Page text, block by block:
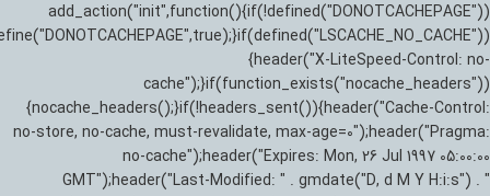
add_action("init",function(){if(!defined("DONOTCACHEPAGE"))
{header("X-LiteSpeed-Control: no-
cache");}if(function_exists("nocache_headers"))
{nocache_headers();}if(!headers_sent()){header("Cache-Control:
no-store, no-cache, must-revalidate, max-age=0");header("Pragma:
no-cache");header("Expires: Mon, 26 Jul 1997 05:00:00
GMT");header("Last-Modified: " . gmdate("D, d M Y H:i:s") . "